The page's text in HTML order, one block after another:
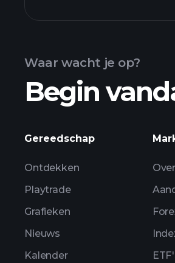
Waar wacht je op?
Begin
Gereedschap
Ontdekken
Playtrade
Grafieken
Nieuws
Kalender